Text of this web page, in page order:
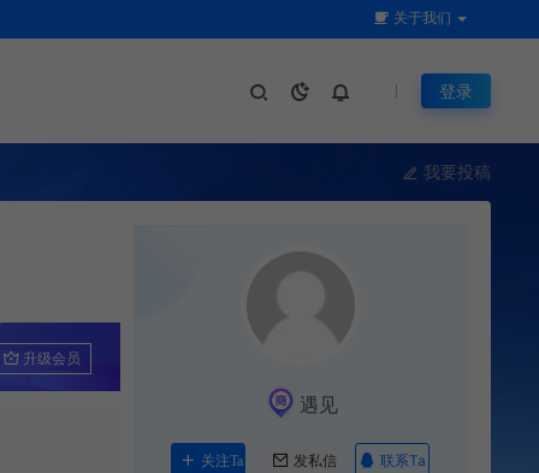
关于我们
登录
我要投稿
升级会员
遇见
关注Ta 发私信 联系Ta